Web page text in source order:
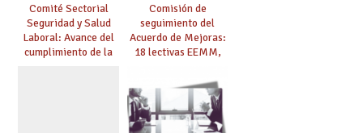
Comité Sectorial
Seguridad y Salud
Laboral: Avance del
cumplimiento de la
Comisión de
seguimiento del
Acuerdo de Mejoras:
18 lectivas EEMM,
mayores 55 y pilotaje
en centros
tensionados